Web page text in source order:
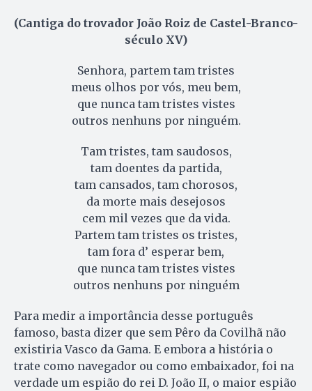
(Cantiga do trovador João Roiz de Castel-Branco-
século XV)
Senhora, partem tam tristes
meus olhos por vós, meu bem,
que nunca tam tristes vistes
outros nenhuns por ninguém.
Tam tristes, tam saudosos,
tam doentes da partida,
tam cansados, tam chorosos,
da morte mais desejosos
cem mil vezes que da vida.
Partem tam tristes os tristes,
tam fora d’ esperar bem,
que nunca tam tristes vistes
outros nenhuns por ninguém
Para medir a importância desse português
famoso, basta dizer que sem Pêro da Covilhã não
existiria Vasco da Gama. E embora a história o
trate como navegador ou como embaixador, foi na
verdade um espião do rei D. João II, o maior espião